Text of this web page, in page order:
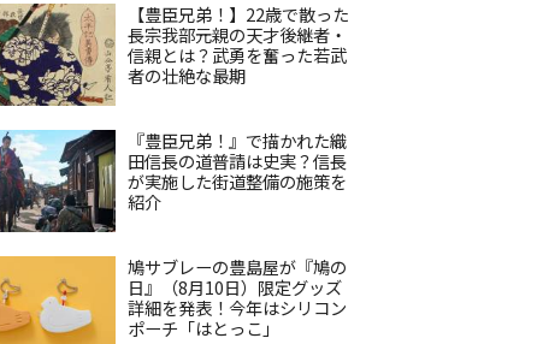
【豊臣兄弟！】22歳で散った
長宗我部元親の天才後継者・
信親とは？武勇を奮った若武
者の壮絶な最期
『豊臣兄弟！』で描かれた織
田信長の道普請は史実？信長
が実施した街道整備の施策を
紹介
鳩サブレーの豊島屋が『鳩の
日』（8月10日）限定グッズ
詳細を発表！今年はシリコン
ポーチ「はとっこ」